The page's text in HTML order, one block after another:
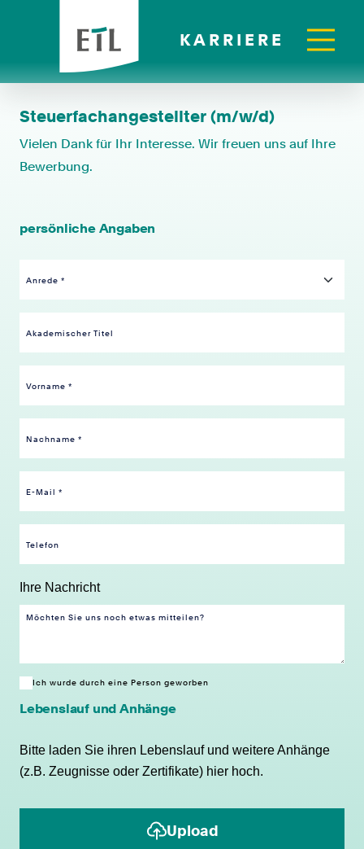
KARRIERE
Steuerfachangestellter (m/w/d)
Vielen Dank für Ihr Interesse. Wir freuen uns auf Ihre
Bewerbung.
persönliche Angaben
Ihre Nachricht
Ich wurde durch eine Person geworben
Lebenslauf und Anhänge
Bitte laden Sie ihren Lebenslauf und weitere Anhänge
(z.B. Zeugnisse oder Zertifikate) hier hoch.
Upload